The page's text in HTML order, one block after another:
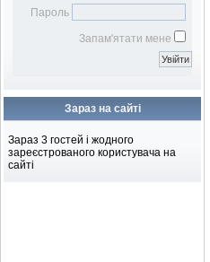
документів
науки
Підбір журналів для
Пароль
Запам'ятати мене
Зараз на сайті
Зараз 3 гостей і жодного
зареєстрованого користувача на
сайті